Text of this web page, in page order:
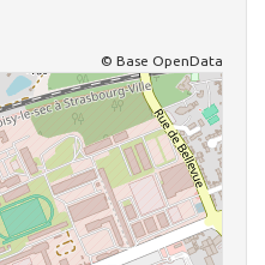
© Base OpenData